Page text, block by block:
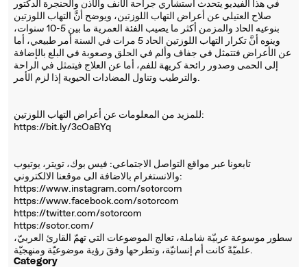
في هذا الفيديو يتحدث استشاري جراحة الأنف والأذن والحنجرة الدكتور
صلاح العتيلي عن أعراض التهاب اللوزتين، ويوضح أنَّ التهاب اللوزتين
بنوعيه الحاد والمزمن أكثر ما يصيب الفئة العمرية ما بين 5-10 سنوات،
وينوه أنَّ تكرار التهاب اللوزتين الحاد 5 مرات في السنة أمر طبيعي، أما
عن الأعراض فتتمثل في جفاف وألم في الحلق وصعوبة في البلع بالإضافة
إلى الحمى وصدور رائحة كريهة للفم، أما عن العلاج فيتمثل في الراحة
والترطيب وتناول المضادات الحيوية إذا لزم الأمر.
للمزيد من المعلومات عن أعراض التهاب اللوزتين:
https://bit.ly/3cOaBYq
تابعونا عبر مواقع التواصل الاجتماعي: فيس بوك، تويتر، يوتيوب
والانستغرام بالاضافة الى موقعنا الالكتروني:
https://www.instagram.com/sotorcom
https://www.facebook.com/sotorcom
https://twitter.com/sotorcom
https://sotor.com/
سطور موسوعة عربيّة شاملة، تعالج الموضوعات التي تهمّ القارئ العربيّ،
علميّةً كانت أم إنسانيّة، وتطرحها وفقَ رؤية موضوعيّة ومنهجيّة.
Category